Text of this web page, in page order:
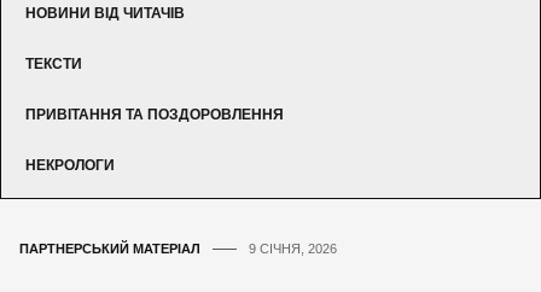
НОВИНИ ВІД ЧИТАЧІВ
ТЕКСТИ
ПРИВІТАННЯ ТА ПОЗДОРОВЛЕННЯ
НЕКРОЛОГИ
ПАРТНЕРСЬКИЙ МАТЕРІАЛ 9 СІЧНЯ, 2026